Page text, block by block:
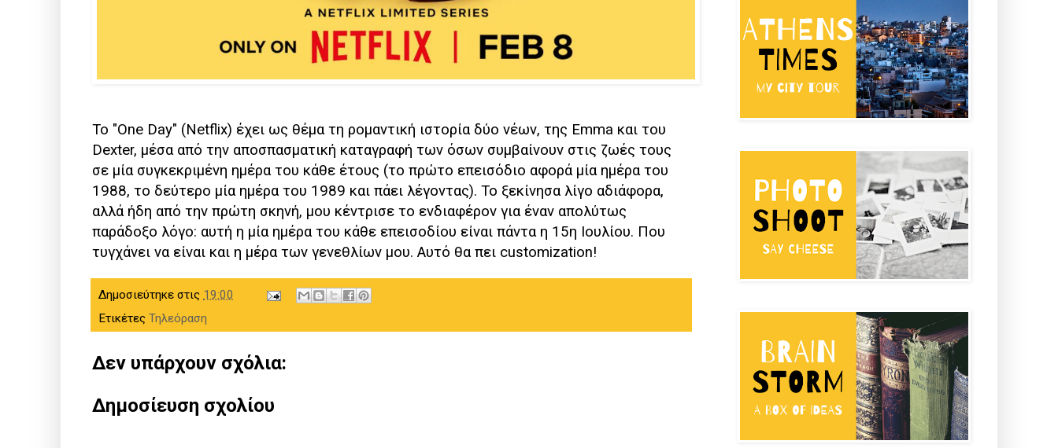
Το "One Day" (Netflix) έχει ως θέμα τη ρομαντική ιστορία δύο νέων, της Emma και του
Dexter, μέσα από την αποσπασματική καταγραφή των όσων συμβαίνουν στις ζωές τους
σε μία συγκεκριμένη ημέρα του κάθε έτους (το πρώτο επεισόδιο αφορά μία ημέρα του
1988, το δεύτερο μία ημέρα του 1989 και πάει λέγοντας). Το ξεκίνησα λίγο αδιάφορα,
αλλά ήδη από την πρώτη σκηνή, μου κέντρισε το ενδιαφέρον για έναν απολύτως
παράδοξο λόγο: αυτή η μία ημέρα του κάθε επεισοδίου είναι πάντα η 15η Ιουλίου. Που
τυγχάνει να είναι και η μέρα των γενεθλίων μου. Αυτό θα πει customization!
Δημοσιεύτηκε στις 19:00
Ετικέτες Τηλεόραση
Δεν υπάρχουν σχόλια:
Δημοσίευση σχολίου